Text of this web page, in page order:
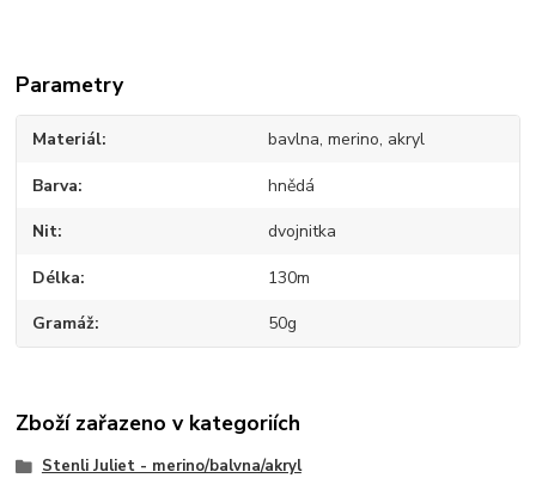
Parametry
Materiál bavlna, merino, akryl
Barva hnědá
Nit dvojnitka
Délka 130m
Gramáž 50g
Zboží zařazeno v kategoriích
Stenli Juliet - merino/balvna/akryl